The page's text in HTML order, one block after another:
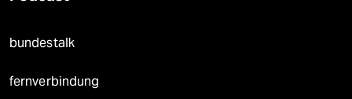
bundestalk
fernverbindung